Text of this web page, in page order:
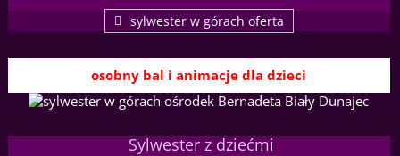
sylwester w górach oferta
osobny bal i animacje dla dzieci
Sylwester z dziećmi